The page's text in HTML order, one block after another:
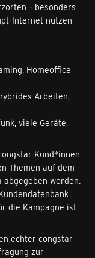
– besonders
Internet nutzen
Homeoffice
Arbeiten,
viele Geräte,
Kund*innen
Themen auf dem
worden.
die Kampagne ist
echter congstar
zur